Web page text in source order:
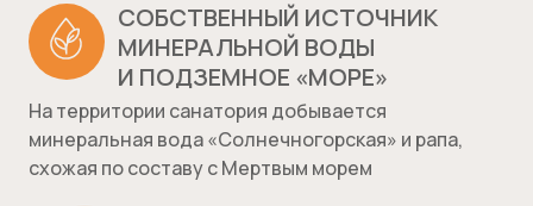
СОБСТВЕННЫЙ ИСТОЧНИК
МИНЕРАЛЬНОЙ ВОДЫ
И ПОДЗЕМНОЕ «МОРЕ»
На территории санатория добывается
минеральная вода «Солнечногорская» и рапа,
схожая по составу с Мертвым морем